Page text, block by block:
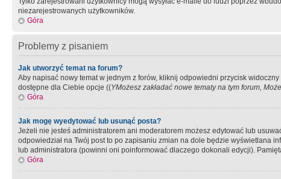
niezarejestrowanych użytkowników.
Góra
Problemy z pisaniem
Jak utworzyć temat na forum?
Aby napisać nowy temat w jednym z forów, kliknij odpowiedni przycisk
dostępne dla Ciebie opcje ((YMożesz zakładać nowe tematy na tym forum,
Góra
Jak mogę wyedytować lub usunąć posta?
Jeżeli nie jesteś administratorem ani moderatorem możesz edytować lub
odpowiedział na Twój post to po zapisaniu zmian na dole będzie wyświetlana
lub administratora (powinni oni poinformować dlaczego dokonali edycji).
Góra